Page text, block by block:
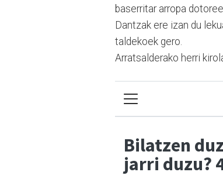
baserritar arropa
Dantzak ere izan du
taldekoek gero.
Arratsalderako herri